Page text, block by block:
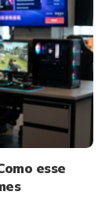
esse